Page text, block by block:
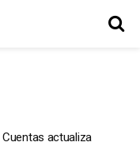
actualiza